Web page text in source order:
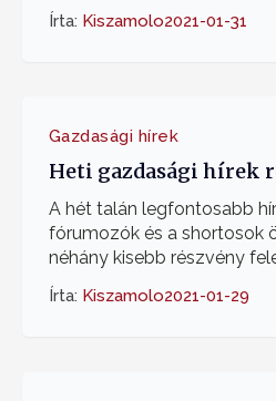
Írta: Kiszamolo2021-01-31
Gazdasági hírek
Heti gazdasági hírek
A hét talán legfontosabb
fórumozók és a shortosok
néhány kisebb részvény
Írta: Kiszamolo2021-01-29